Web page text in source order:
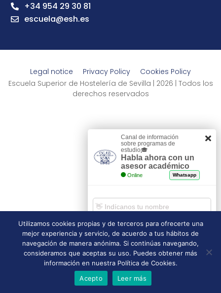
+34 954 29 30 81
escuela@esh.es
Legal notice Privacy Policy
Cookies Policy
Escuela Superior de Hostelería de Sevilla | 2026 | Todos los
derechos reservados
Utilizamos cookies propias y de terceros para ofrecerte una
mejor experiencia y servicio, de acuerdo a tus hábitos de
navegación de manera anónima. Si continúas navegando,
consideramos que aceptas su uso. Puedes obtener más
información en nuestra Política de Cookies.
Acepto
Leer más
Canal de información
sobre programas de
estudio🎓
Habla ahora con un
asesor académico
Online Whatsapp
Comenzar chat